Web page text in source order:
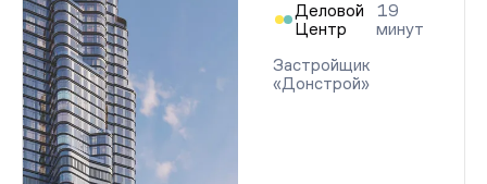
Деловой
Центр
19
минут
Застройщик
«Донстрой»